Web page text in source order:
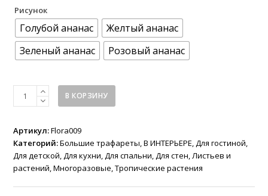
Рисунок
Голубой ананас
Желтый ананас
Зеленый ананас
Розовый ананас
Количество
товара
“Ананасики”
В КОРЗИНУ
Артикул:Flora009
Категорий:Большие трафареты,В ИНТЕРЬЕРЕ,Для гостиной,
Для детской,Для кухни,Для спальни,Для стен,Листьев и
растений,Многоразовые,Тропические растения